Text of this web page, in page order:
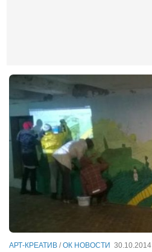
Деньги
Традиции
Опросы
Экология
Здоровье
Здоровый образ жизни
Сам себе доктор
АРТ-КРЕАТИВ /ОК НОВОСТИ 30.10.2014